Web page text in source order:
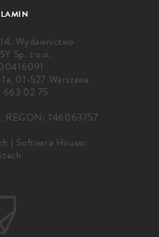
Wydawnictwo
Sp. z o.o.
01-527 Warszawa
663 02 75
146063757
| Software House: